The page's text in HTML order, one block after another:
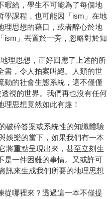
暇給，學生不可能為了每個地
學課程，也可能因「ism」在地
理思想的藉口，或者醉心於地
ism」丟置於一旁，忽略對於知
思想，正好回應了上述的所
書，令人拍案叫絕。人類的世
動的社會生態系統，這不僅僅
視的世界。我們再也沒有任何
思想竟然如此有趣！
破碎答案或系統性的知識體驗
樂的當下，如果我們有一本
將重點呈現出來，甚至立刻生
是一件困難的事情。又或許可
訊來生成我們所要的地理思想
哪裡來？透過這一本不僅提